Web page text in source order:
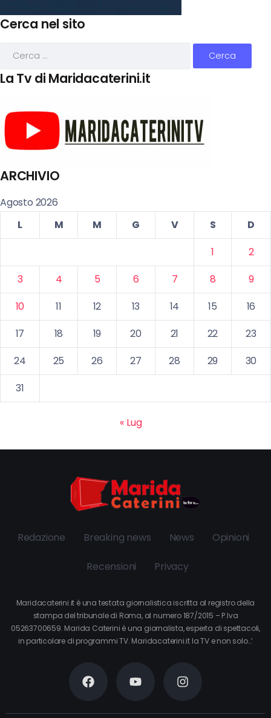
Cerca nel sito
La Tv di Maridacaterini.it
ARCHIVIO
Agosto 2026
L
M M G V S
D
1
2
3
4 5 6 7 8
9
10
11 12 13 14 15
16
17
18 19 20 21 22
23
24
25 26 27 28 29
30
31
« Lug
Redazione Breaking news News Opinioni
Recensioni Privacy
Maridacaterini.it è una testata giornalistica iscritta al registro della
stampa del tribunale di Roma, al numero 187/2015 – P.Iva
05263700659. Marida Caterini è una giornalista, esperta di spettacoli,
in particolare di programmi TV. Maridacaterini.it la TV e non solo…’